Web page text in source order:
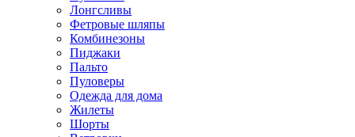
Лонгсливы
Фетровые шляпы
Комбинезоны
Пиджаки
Пальто
Пуловеры
Одежда для дома
Жилеты
Шорты